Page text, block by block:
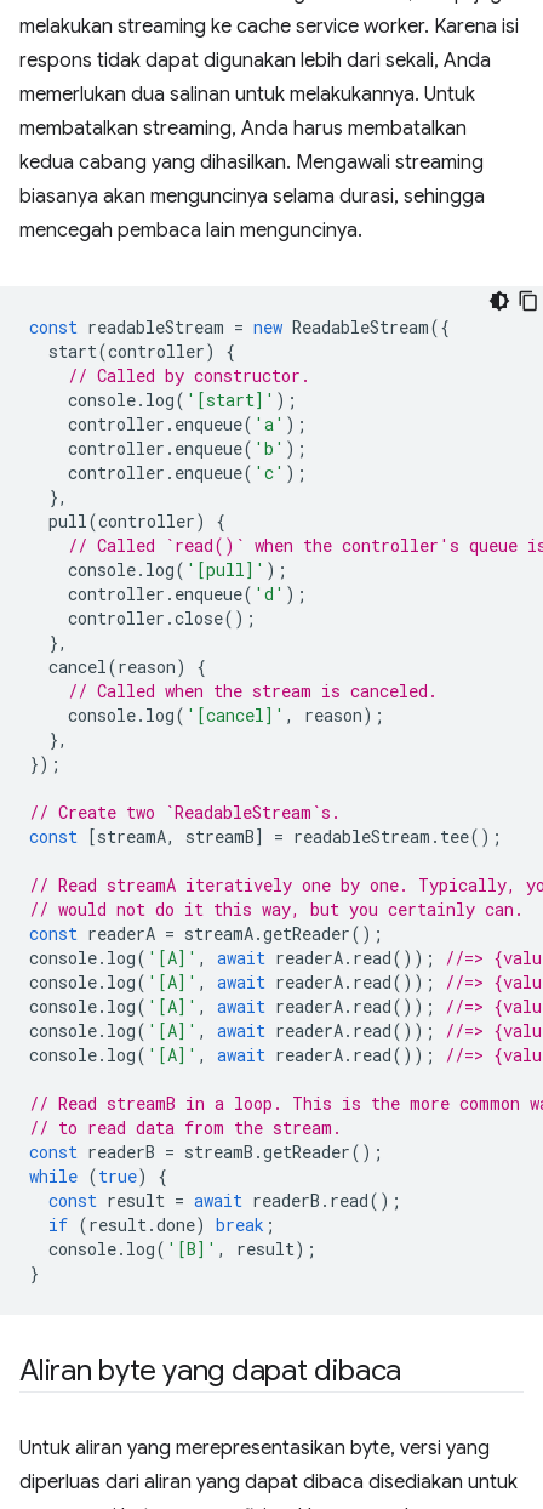
melakukan streaming ke cache service worker. Karena isi
respons tidak dapat digunakan lebih dari sekali, Anda
memerlukan dua salinan untuk melakukannya. Untuk
membatalkan streaming, Anda harus membatalkan
kedua cabang yang dihasilkan. Mengawali streaming
biasanya akan menguncinya selama durasi, sehingga
mencegah pembaca lain menguncinya.
const readableStream = new ReadableStream({
start(controller)
{
// Called by constructor.
console. log( '[start]' );
controller . enqueue( 'a' );
controller . enqueue( 'b' );
controller . enqueue( 'c' );
},
pull(controller)
{
// Called `read()` when the controller's queue
console. log( '[pull]' );
controller . enqueue( 'd' );
controller .close();
},
cancel(reason)
{
// Called when the stream is canceled.
console. log( '[cancel]' , reason);
},
});
// Create two `ReadableStream`s.
const
[streamA, streamB] = readableStream . tee();
// Read streamA iteratively one by one. Typically,
// would not do it this way, but you certainly can.
const readerA = streamA.getReader();
console. log( '[A]' , await readerA. read());
//=>
console. log( '[A]' , await readerA. read());
//=>
console. log( '[A]' , await readerA. read());
//=>
console. log( '[A]' , await readerA. read());
//=>
console. log( '[A]' , await readerA. read()); //=>
// Read streamB in a loop. This is the more common
// to read data from the stream.
const readerB = streamB .getReader();
while (true)
{
const result = await readerB . read();
if (result.done) break ;
console. log( '[B]' , result);
}
Aliran byte yang dapat dibaca
Untuk aliran yang merepresentasikan byte, versi yang
diperluas dari aliran yang dapat dibaca disediakan untuk